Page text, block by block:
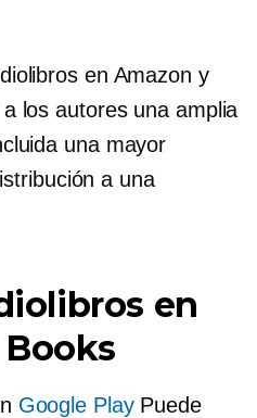
en Amazon y
los autores una amplia
una mayor
a una
en
Google PlayPuede